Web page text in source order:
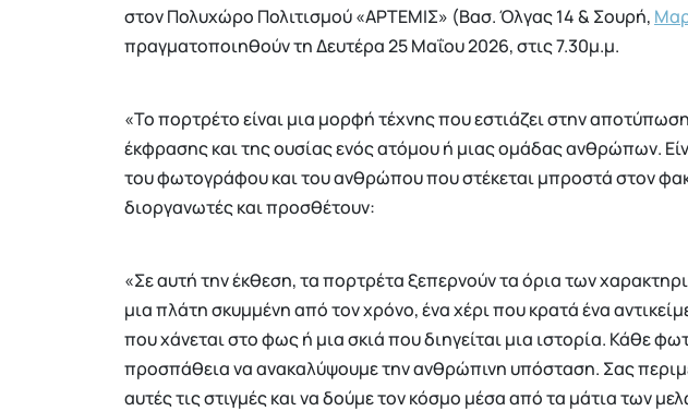
στον Πολυχώρο Πολιτισμού «ΑΡΤΕΜΙΣ» (Βασ. Όλγας 14 & Σουρή,
πραγματοποιηθούν τη Δευτέρα 25 Μαΐου 2026, στις 7.30μ.μ.
«Το πορτρέτο είναι μια μορφή τέχνης που εστιάζει στην
έκφρασης και της ουσίας ενός ατόμου ή μιας ομάδας ανθρώπων.
του φωτογράφου και του ανθρώπου που στέκεται μπροστά στον
διοργανωτές και προσθέτουν:
«Σε αυτή την έκθεση, τα πορτρέτα ξεπερνούν τα όρια των
μια πλάτη σκυμμένη από τον χρόνο, ένα χέρι που κρατά ένα
που χάνεται στο φως ή μια σκιά που διηγείται μια ιστορία. Κάθε
προσπάθεια να ανακαλύψουμε την ανθρώπινη υπόσταση. Σας
αυτές τις στιγμές και να δούμε τον κόσμο μέσα από τα μάτια των